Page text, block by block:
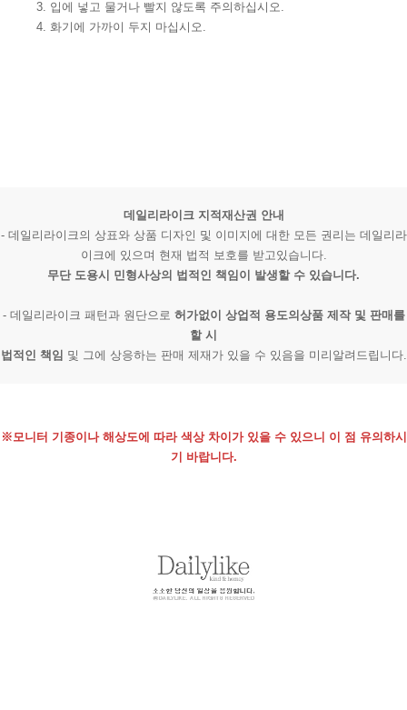
3. 입에 넣고 물거나 빨지 않도록 주의하십시오.
4. 화기에 가까이 두지 마십시오.
데일리라이크 지적재산권 안내
- 데일리라이크의 상표와 상품 디자인 및 이미지에 대한 모든 권리는 데일리라
이크에 있으며 현재 법적 보호를 받고있습니다.
무단 도용시 민형사상의 법적인 책임이 발생할 수 있습니다.
- 데일리라이크 패턴과 원단으로 허가없이 상업적 용도의상품 제작 및 판매를
할 시
법적인 책임 및 그에 상응하는 판매 제재가 있을 수 있음을 미리알려드립니다.
※모니터 기종이나 해상도에 따라 색상 차이가 있을 수 있으니 이 점 유의하시
기 바랍니다.